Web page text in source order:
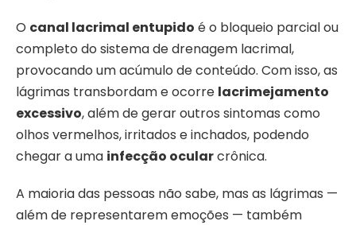
O canal lacrimal entupido é o bloqueio parcial ou
completo do sistema de drenagem lacrimal,
provocando um acúmulo de conteúdo. Com isso, as
lágrimas transbordam e ocorre lacrimejamento
excessivo, além de gerar outros sintomas como
olhos vermelhos, irritados e inchados, podendo
chegar a uma infecção ocularcrônica.
A maioria das pessoas não sabe, mas as lágrimas —
além de representarem emoções — também